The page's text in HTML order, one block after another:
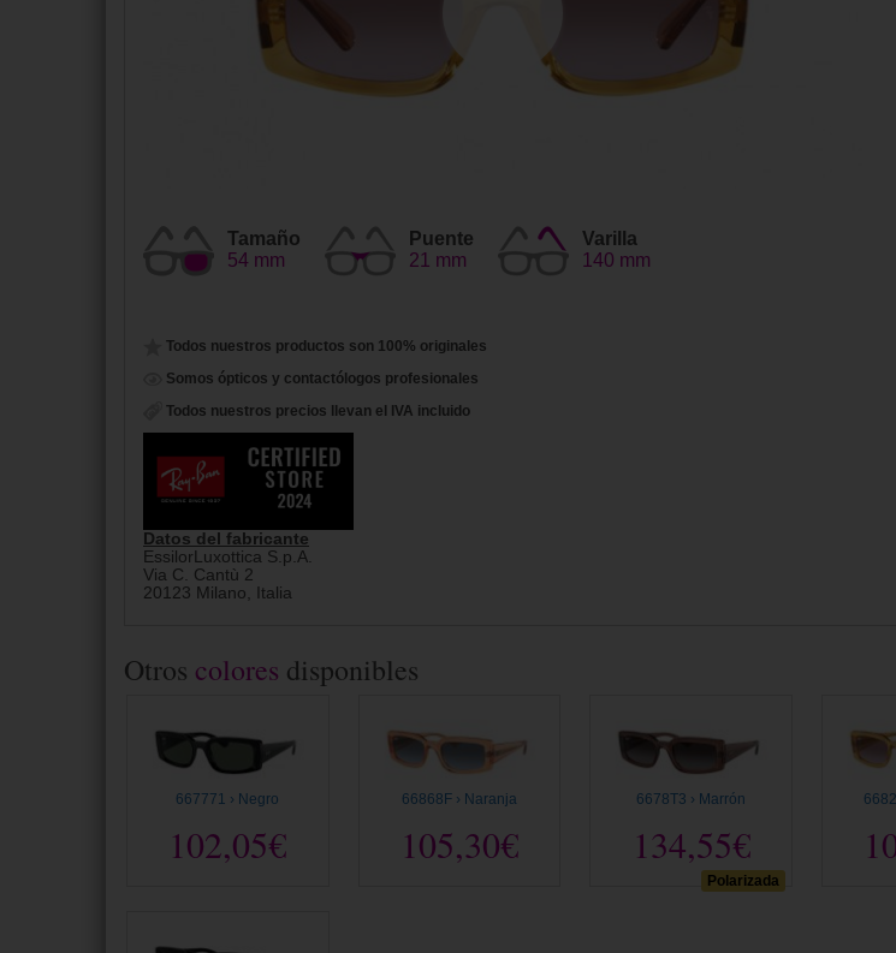
Tamaño
54 mm
Puente
21 mm
Varilla
140 mm
Todos nuestros productos son 100% originales
Somos ópticos y contactólogos profesionales
Todos nuestros precios llevan el IVA incluido
Datos del fabricante
EssilorLuxottica S.p.A.
Via C. Cantù 2
20123 Milano, Italia
Otros colores disponibles
667771 › Negro
102,05€
66868F › Naranja
105,30€
Polarizada
6678T3 › Marrón
134,55€